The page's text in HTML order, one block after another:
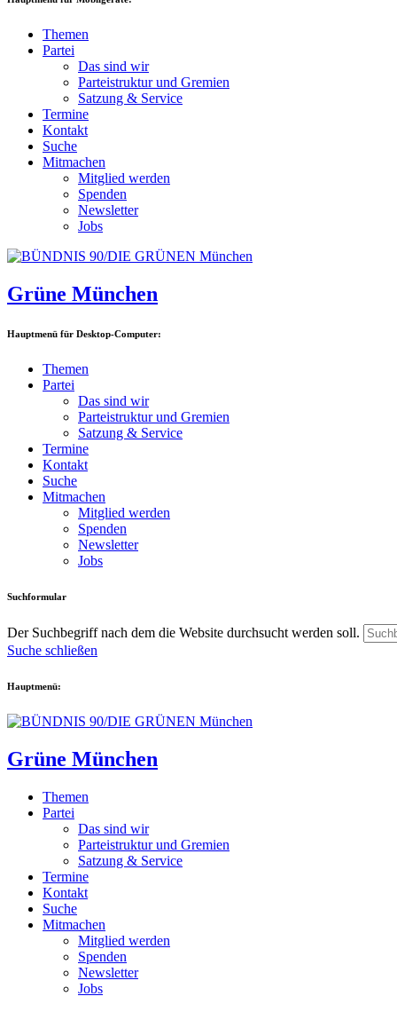
Themen
Partei
Das sind wir
Parteistruktur und Gremien
Satzung & Service
Termine
Kontakt
Suche
Mitmachen
Mitglied werden
Spenden
Newsletter
Jobs
Grüne München
Hauptmenü für Desktop-Computer:
Themen
Partei
Das sind wir
Parteistruktur und Gremien
Satzung & Service
Termine
Kontakt
Suche
Mitmachen
Mitglied werden
Spenden
Newsletter
Jobs
Suchformular
Der Suchbegriff nach dem die Website durchsucht werden soll.
Suche schließen
Hauptmenü:
Grüne München
Themen
Partei
Das sind wir
Parteistruktur und Gremien
Satzung & Service
Termine
Kontakt
Suche
Mitmachen
Mitglied werden
Spenden
Newsletter
Jobs